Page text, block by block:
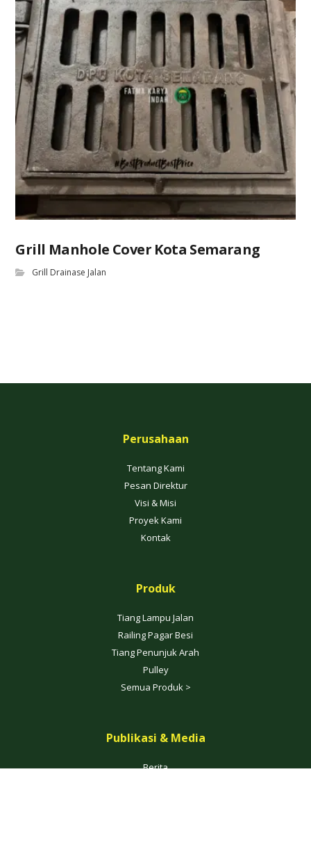
Grill Manhole Cover Kota Semarang
Grill Drainase Jalan
Perusahaan
Tentang Kami
Pesan Direktur
Visi & Misi
Proyek Kami
Kontak
Produk
Tiang Lampu Jalan
Railing Pagar Besi
Tiang Penunjuk Arah
Pulley
Semua Produk >
Publikasi & Media
Berita